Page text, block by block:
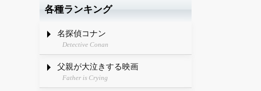
各種ランキング
名探偵コナン
Detective Conan
父親が大泣きする映画
Father is Crying